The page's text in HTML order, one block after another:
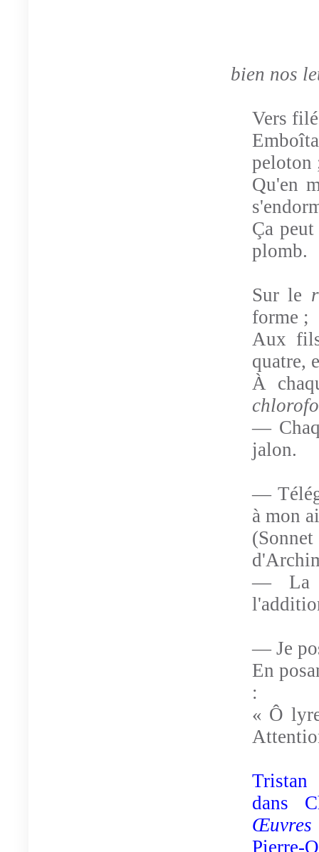
bien nos
Vers
peloton
Qu'en
Ça
plomb.
Sur le
forme ;
Aux
quatre,
À
—
jalon.
—
à mon
— La
— Je
En
:
« Ô
dans
Œuvres